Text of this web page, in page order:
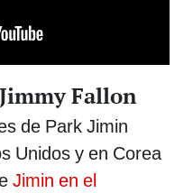
Fallon
de Park Jimin
Unidos y en Corea
Jimin en el